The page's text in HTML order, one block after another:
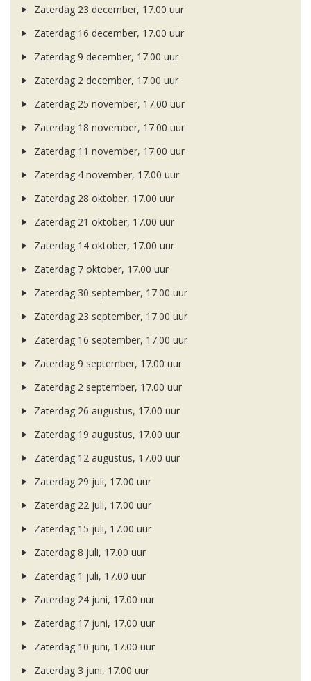
Zaterdag 23 december, 17.00 uur
Zaterdag 16 december, 17.00 uur
Zaterdag 9 december, 17.00 uur
Zaterdag 2 december, 17.00 uur
Zaterdag 25 november, 17.00 uur
Zaterdag 18 november, 17.00 uur
Zaterdag 11 november, 17.00 uur
Zaterdag 4 november, 17.00 uur
Zaterdag 28 oktober, 17.00 uur
Zaterdag 21 oktober, 17.00 uur
Zaterdag 14 oktober, 17.00 uur
Zaterdag 7 oktober, 17.00 uur
Zaterdag 30 september, 17.00 uur
Zaterdag 23 september, 17.00 uur
Zaterdag 16 september, 17.00 uur
Zaterdag 9 september, 17.00 uur
Zaterdag 2 september, 17.00 uur
Zaterdag 26 augustus, 17.00 uur
Zaterdag 19 augustus, 17.00 uur
Zaterdag 12 augustus, 17.00 uur
Zaterdag 29 juli, 17.00 uur
Zaterdag 22 juli, 17.00 uur
Zaterdag 15 juli, 17.00 uur
Zaterdag 8 juli, 17.00 uur
Zaterdag 1 juli, 17.00 uur
Zaterdag 24 juni, 17.00 uur
Zaterdag 17 juni, 17.00 uur
Zaterdag 10 juni, 17.00 uur
Zaterdag 3 juni, 17.00 uur